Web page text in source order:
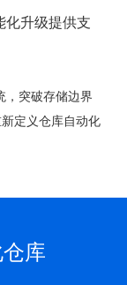
化升级提供支
，突破存储边界
定义仓库自动化
库